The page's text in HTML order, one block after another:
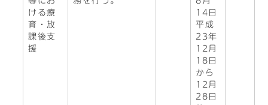
ける療
育・放
課後支
援
14日
平成
23年
12月
18日
から
12月
28日